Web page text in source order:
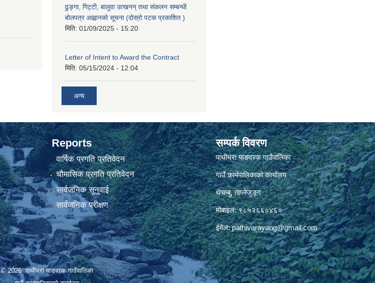
ढुङ्गा, गिट्टी, बालुवा उत्खनन् तथा संकलन सम्बन्धी
बोलपत्र आह्वानको सूचना (दोस्रो पटक प्रकाशित )
मिति: 01/09/2025 - 15:20
Letter of Intent to Award the Contract
मिति: 05/15/2024 - 12:04
अन्य
Reports
वार्षिक प्रगति प्रतिवेदन
चौमासिक प्रगति प्रतिवेदन
सार्वजनिक सुनुवाई
सार्वजनिक परीक्षण
सम्पर्क विवरण
पाथीभरा याङवरक गाउँपालिका
गाउँ कार्यपालिकाको कार्यालय
थेचम्बु, ताप्लेजुङ्ग
मोबाइल: ९८५२६६०४६०
ईमेल:pathivarayang@gmail.com
© 2026 पाथीभरा याङवरक गाउँपालिका